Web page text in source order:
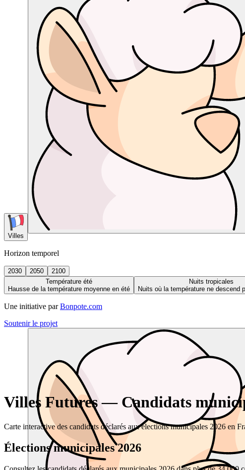
Villes
Horizon temporel
2030 2050
2100
Température été
Hausse de la température moyenne en été
Nuits tropicales
Nuits où la température ne descend
Une initiative par Bonpote.com
Soutenir le projet
Villes Futures — Candidats
Carte interactive des candidats déclarés aux élections municipales 2026 en
Élections municipales 2026